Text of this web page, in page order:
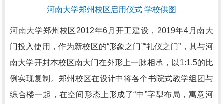
河南大学郑州校区启用仪式 学校供图
河南大学郑州校区2012年6月开工建设，2019年4月南大
门投入使用，作为新校区的“形象之门”“礼仪之门”，其与河
南大学开封本校区南大门在外形上一脉相承，以1:1.5的比
例实现复制。郑州校区在设计中将各个书院式教学组团与
综合楼一起，在空间形态上形成了“中”字型布局，寓意河